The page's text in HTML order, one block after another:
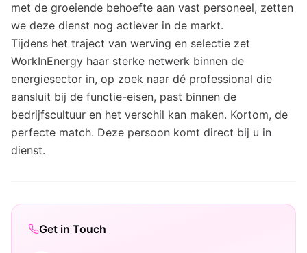
met de groeiende behoefte aan vast personeel, zetten
we deze dienst nog actiever in de markt.
Tijdens het traject van werving en selectie zet
WorkInEnergy haar sterke netwerk binnen de
energiesector in, op zoek naar dé professional die
aansluit bij de functie-eisen, past binnen de
bedrijfscultuur en het verschil kan maken. Kortom, de
perfecte match. Deze persoon komt direct bij u in
dienst.
Get in Touch